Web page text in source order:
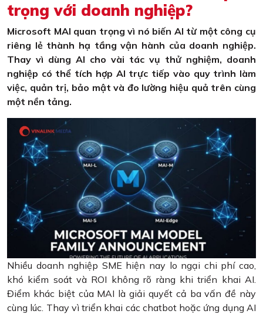
trọng với doanh nghiệp?
Microsoft MAI quan trọng vì nó biến AI từ một công cụ
riêng lẻ thành hạ tầng vận hành của doanh nghiệp.
Thay vì dùng AI cho vài tác vụ thử nghiệm, doanh
nghiệp có thể tích hợp AI trực tiếp vào quy trình làm
việc, quản trị, bảo mật và đo lường hiệu quả trên cùng
một nền tảng.
Nhiều doanh nghiệp SME hiện nay lo ngại chi phí cao,
khó kiểm soát và ROI không rõ ràng khi triển khai AI.
Điểm khác biệt của MAI là giải quyết cả ba vấn đề này
cùng lúc. Thay vì triển khai các chatbot hoặc ứng dụng AI